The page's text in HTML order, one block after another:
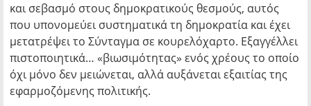
και σεβασμό στους δημοκρατικούς θεσμούς, αυτός
που υπονομεύει συστηματικά τη δημοκρατία και έχει
μετατρέψει το Σύνταγμα σε κουρελόχαρτο. Εξαγγέλλει
πιστοποιητικά… «βιωσιμότητας» ενός χρέους το οποίο
όχι μόνο δεν μειώνεται, αλλά αυξάνεται εξαιτίας της
εφαρμοζόμενης πολιτικής.